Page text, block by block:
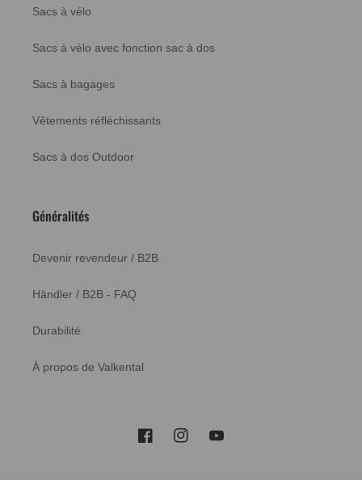
Sacs à vélo
Sacs à vélo avec fonction sac à dos
Sacs à bagages
Vêtements réfléchissants
Sacs à dos Outdoor
Généralités
Devenir revendeur / B2B
Händler / B2B - FAQ
Durabilité
À propos de Valkental
FacebookInstagramYouTube